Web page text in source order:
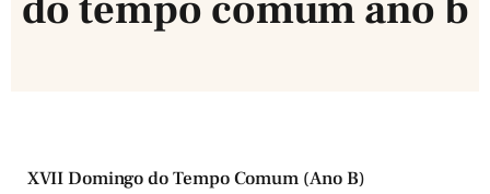
do tempo comum ano b
XVII Domingo do Tempo Comum (Ano B)